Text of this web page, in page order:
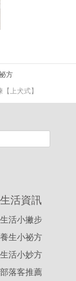
方
上犬式】
生活資訊
生活小撇步
養生小祕方
生活小妙方
部落客推薦